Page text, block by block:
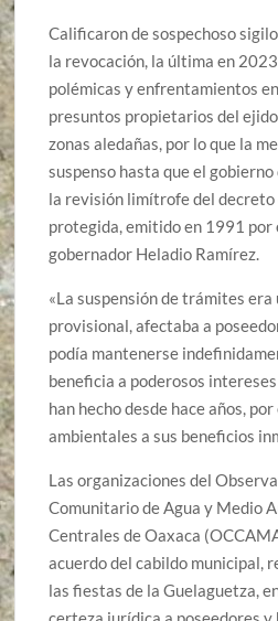
Calificaron de sospechoso
la revocación, la última en
polémicas y enfrentamientos
presuntos propietarios del
zonas aledañas, por lo que la
suspenso hasta que el
la revisión limítrofe del decreto
protegida, emitido en 1991 por
gobernador Heladio Ramírez.
«La suspensión de trámites era
provisional, afectaba a
podía mantenerse
beneficia a poderosos
han hecho desde hace años,
ambientales a sus beneficios
Las organizaciones del
Comunitario de Agua y Medio
Centrales de Oaxaca
acuerdo del cabildo municipal,
las fiestas de la Guelaguetza,